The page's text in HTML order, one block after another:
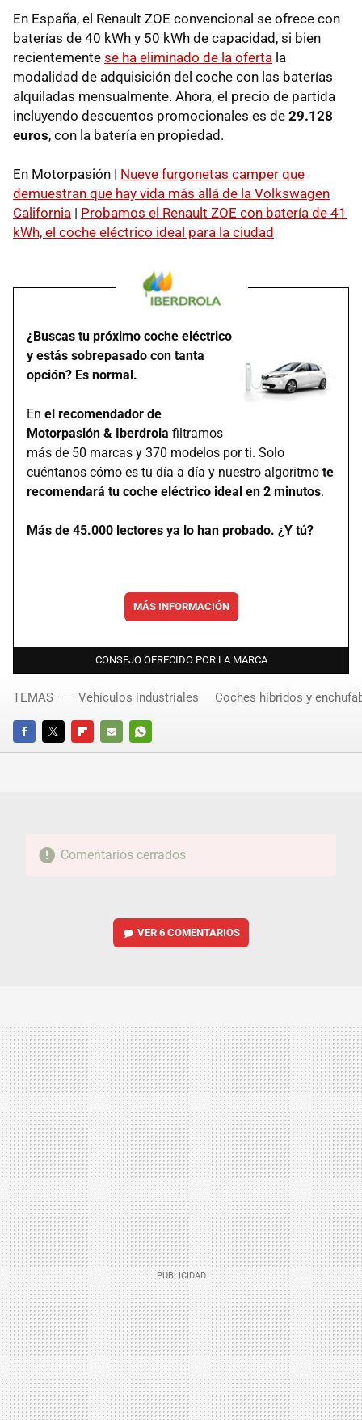
En España, el Renault ZOE convencional se ofrece con
baterías de 40 kWh y 50 kWh de capacidad, si bien
recientemente se ha eliminado de la oferta la
modalidad de adquisición del coche con las baterías
alquiladas mensualmente. Ahora, el precio de partida
incluyendo descuentos promocionales es de 29.128
euros, con la batería en propiedad.
En Motorpasión | Nueve furgonetas camper que
demuestran que hay vida más allá de la Volkswagen
California | Probamos el Renault ZOE con batería de 41
kWh, el coche eléctrico ideal para la ciudad
¿Buscas tu próximo coche eléctrico
y estás sobrepasado con tanta
opción? Es normal.
En el recomendador de
Motorpasión & Iberdrola filtramos
más de 50 marcas y 370 modelos por ti. Solo
cuéntanos cómo es tu día a día y nuestro algoritmo te
recomendará tu coche eléctrico ideal en 2 minutos.
Más de 45.000 lectores ya lo han probado. ¿Y tú?
MÁS INFORMACIÓN
CONSEJO OFRECIDO POR LA MARCA
FACEBOOKTWITTERFLIPBOARD
E-
WHATSAPP
TEMAS Vehículos industriales Coches híbridos y
Comentarios cerrados
VER6 COMENTARIOS